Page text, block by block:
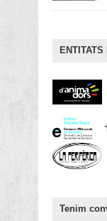
ENTITATS
Tenim